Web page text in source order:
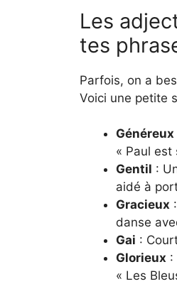
Les
tes
Parfois, on a
Voici une petite
Généreux
« Paul
Gentil :
aidé à
Gracieux
danse
Gai :
Glorieux :
« Les